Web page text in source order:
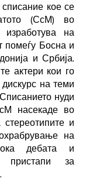
кое се
(СсМ) во
на
помеѓу Босна и
и Србија.
актери кои го
на теми
нуди
насекаде во
и
на
дебата и
пристапи за